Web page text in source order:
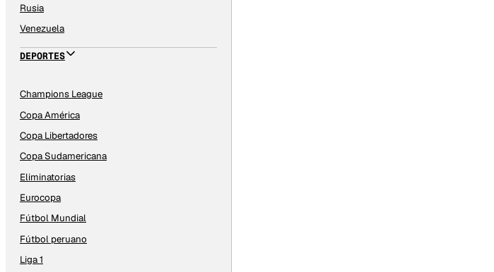
Rusia
Venezuela
DEPORTES
Champions League
Copa América
Copa Libertadores
Copa Sudamericana
Eliminatorias
Eurocopa
Fútbol Mundial
Fútbol peruano
Liga 1